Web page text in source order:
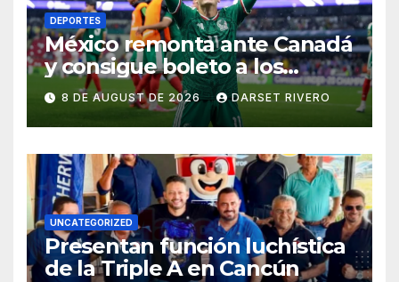
DEPORTES
México remonta ante Canadá
y consigue boleto a los
Juegos Olímpicos de Los
Ángeles 2028
8 DE AUGUST DE 2026 DARSET RIVERO
UNCATEGORIZED
Presentan función luchística
de la Triple A en Cancún